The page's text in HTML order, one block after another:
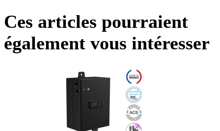
Ces articles pourraient
également vous intéresser